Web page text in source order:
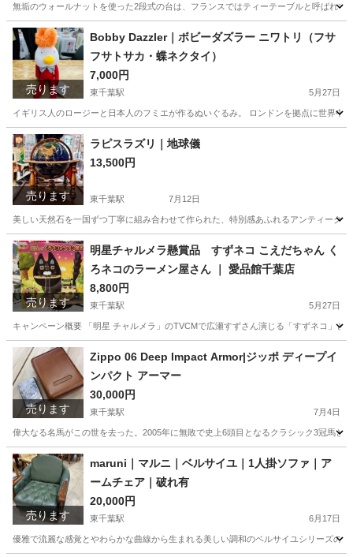
無垢のウォールナットを使った2段式の台は、フランスではティーテーブルと呼ばれ
千葉 千葉市 テーブル フランス
売ります
Bobby Dazzler｜ボビーダズラー ニワトリ（フサ
フサトサカ・蝶ネクタイ）
7,000円
東千葉駅 5月27日
イギリス人のロージーと日本人のフミエが作るぬいぐるみ。 ロンドンを拠点に世界
千葉 千葉市 東千葉駅 インテリア雑貨/小物
売ります
ラピスラズリ｜地球儀
13,500円
東千葉駅 7月12日
美しい天然石を一国ずつ丁寧に組み合わせて作られた、特別感あふれるアンティーク
千葉 千葉市 東千葉駅 インテリア雑貨/小物 地球儀
売ります
明星チャルメラ懸賞品 すずネコ こえだちゃん く
ろネコのラーメン屋さん ｜ 愛品館千葉店
8,800円
東千葉駅 5月27日
キャンペーン概要 「明星 チャルメラ」のTVCMで広瀬すずさん演じる「すずネコ」
千葉 千葉市
売ります
Zippo 06 Deep Impact Armor|ジッポ ディープイ
ンパクト アーマー
30,000円
東千葉駅 7月4日
偉大なる名馬がこの世を去った。2005年に無敗で史上6頭目となるクラシック3冠馬と
千葉 千葉市 東千葉駅 ディープインパクト
売ります
maruni｜マルニ｜ベルサイユ｜1人掛ソファ｜ア
ームチェア｜破れ有
20,000円
東千葉駅 6月17日
優雅で流麗な感覚とやわらかな曲線から生まれる美しい調和のベルサイユシリーズの